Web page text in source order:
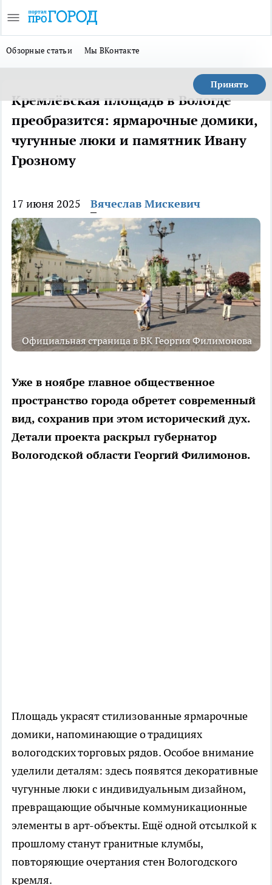
Обзорные статьи Мы ВКонтакте
Принять
Кремлёвская площадь в Вологде
преобразится: ярмарочные домики,
чугунные люки и памятник Ивану
Грозному
17 июня 2025 Вячеслав Мискевич
Официальная страница в ВК Георгия Филимонова
Уже в ноябре главное общественное
пространство города обретет современный
вид, сохранив при этом исторический дух.
Детали проекта раскрыл губернатор
Вологодской области Георгий Филимонов.
Площадь украсят стилизованные ярмарочные
домики, напоминающие о традициях
вологодских торговых рядов. Особое внимание
уделили деталям: здесь появятся декоративные
чугунные люки с индивидуальным дизайном,
превращающие обычные коммуникационные
элементы в арт-объекты. Ещё одной отсылкой к
прошлому станут гранитные клумбы,
повторяющие очертания стен Вологодского
кремля.